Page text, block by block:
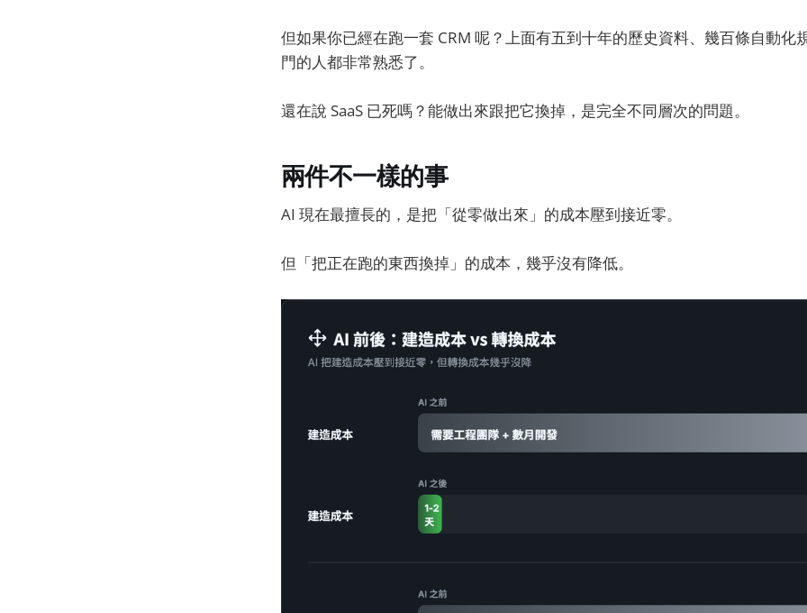
但如果你已經在跑一套 CRM 呢？上面有五到十年的歷史資料、幾百條自動化
門的人都非常熟悉了。
還在說 SaaS 已死嗎？能做出來跟把它換掉，是完全不同層次的問題。
兩件不一樣的事
AI 現在最擅長的，是把「從零做出來」的成本壓到接近零。
但「把正在跑的東西換掉」的成本，幾乎沒有降低。